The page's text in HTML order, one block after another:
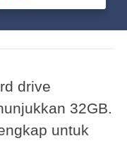
drive
32GB.
untuk